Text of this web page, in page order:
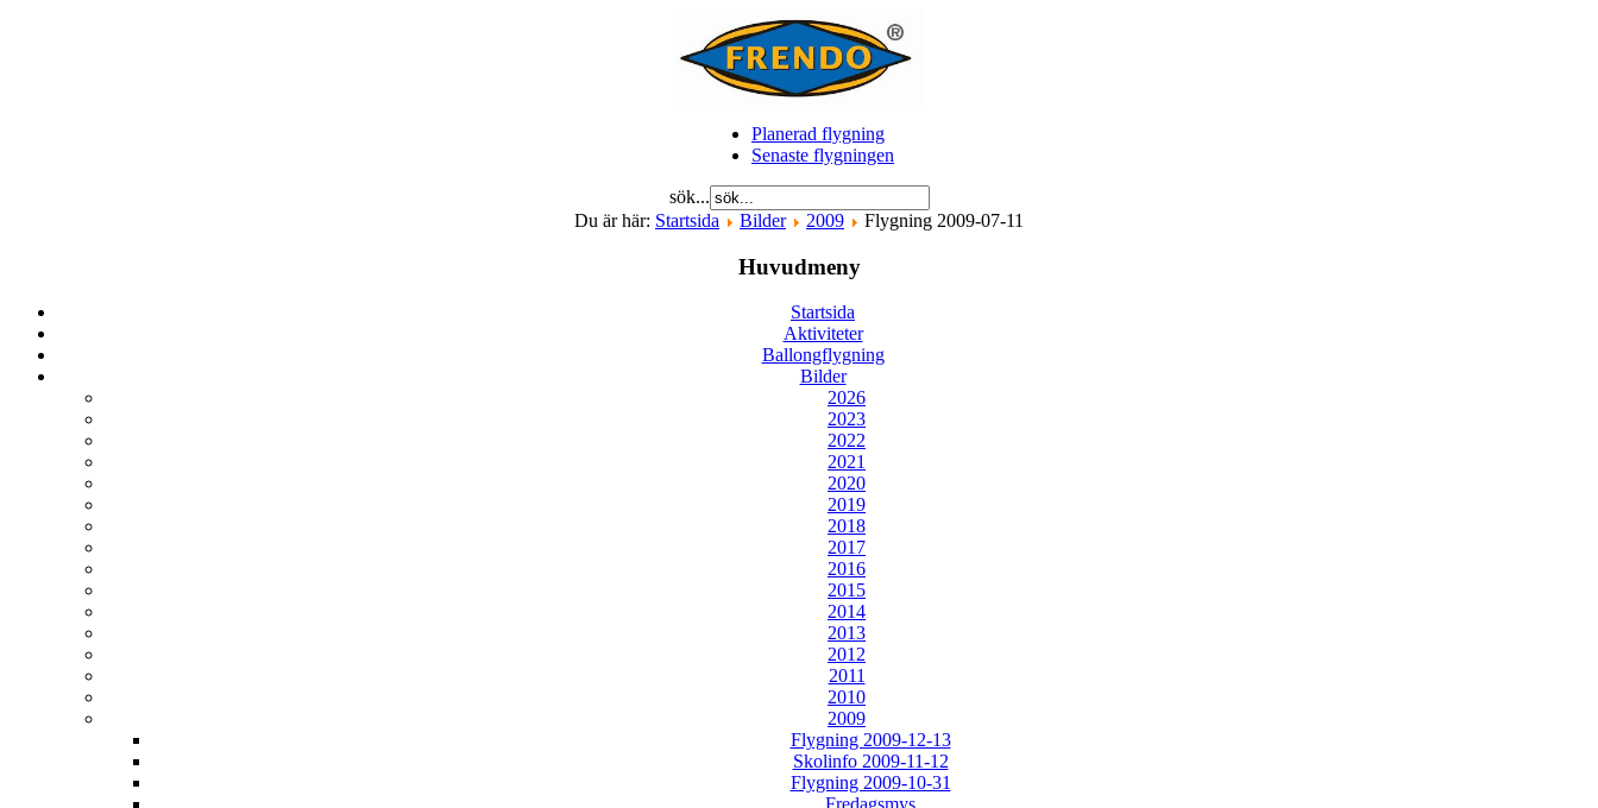
Planerad flygning
Senaste flygningen
sök...
Du är här: Startsida Bilder 2009 Flygning 2009-07-11
Huvudmeny
Startsida
Aktiviteter
Ballongflygning
Bilder
2026
2023
2022
2021
2020
2019
2018
2017
2016
2015
2014
2013
2012
2011
2010
2009
Flygning 2009-12-13
Skolinfo 2009-11-12
Flygning 2009-10-31